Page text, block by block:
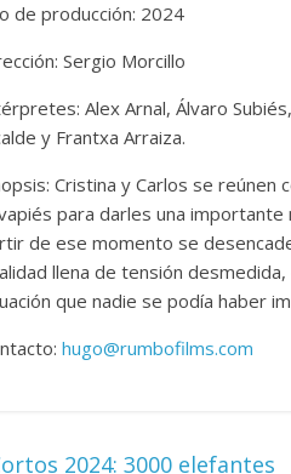
de producción: 2024
Sergio Morcillo
Alex Arnal, Álvaro
y Frantxa Arraiza.
Cristina y Carlos se reúnen
para darles una
de ese momento se
llena de tensión
que nadie se podía haber
hugo@rumbofilms.com
2024: 3000 elefantes